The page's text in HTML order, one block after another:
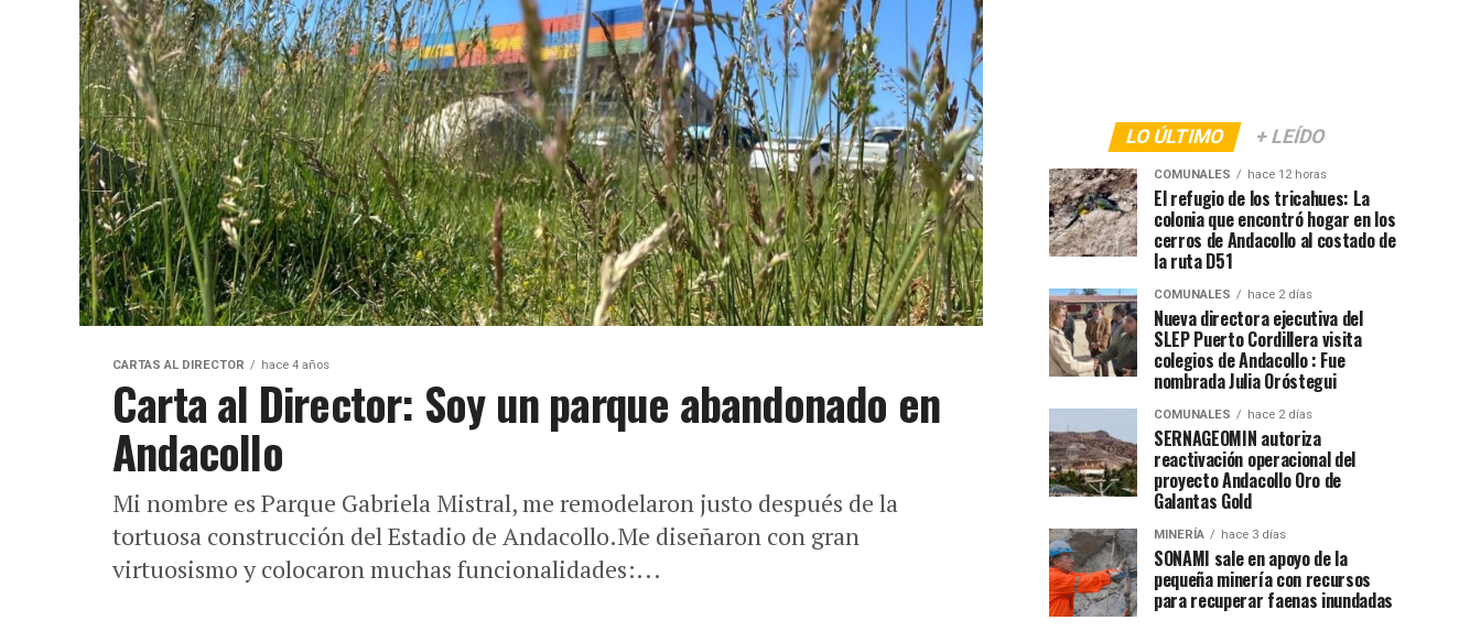
CARTAS AL DIRECTOR hace 4 años
Carta al Director: Soy un parque abandonado en
Andacollo
Mi nombre es Parque Gabriela Mistral, me remodelaron justo después de la
tortuosa construcción del Estadio de Andacollo.Me diseñaron con gran
virtuosismo y colocaron muchas funcionalidades:...
LO ÚLTIMO + LEÍDO
COMUNALES hace 12 horas
El refugio de los tricahues: La
colonia que encontró hogar en los
cerros de Andacollo al costado de
la ruta D51
COMUNALES hace 2 días
Nueva directora ejecutiva del
SLEP Puerto Cordillera visita
colegios de Andacollo : Fue
nombrada Julia Oróstegui
COMUNALES hace 2 días
SERNAGEOMIN autoriza
reactivación operacional del
proyecto Andacollo Oro de
Galantas Gold
MINERÍA hace 3 días
SONAMI sale en apoyo de la
pequeña minería con recursos
para recuperar faenas inundadas